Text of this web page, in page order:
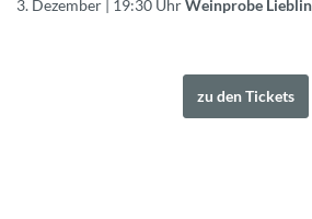
3. Dezember | 19:30 UhrWeinprobe
zu den Tickets